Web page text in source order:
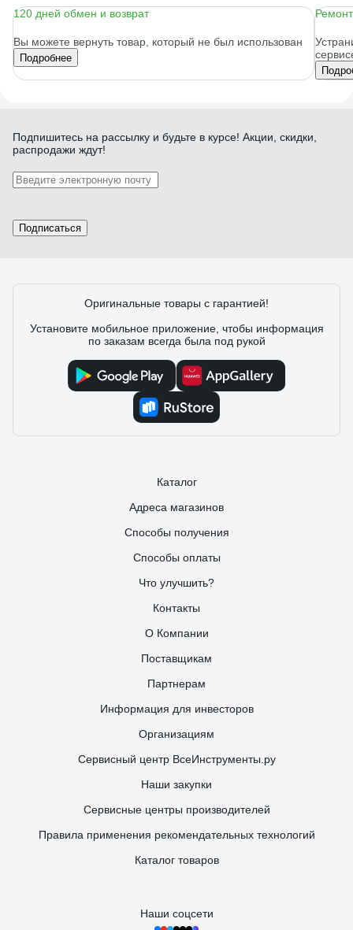
120 дней обмен и возврат
Вы можете вернуть товар, который не был использован
Подробнее
Подпишитесь на рассылку и будьте в курсе! Акции, скидки,
распродажи ждут!
Подписаться
Оригинальные товары с гарантией!
Установите мобильное приложение, чтобы информация
по заказам всегда была под рукой
Каталог
Адреса магазинов
Способы получения
Способы оплаты
Что улучшить?
Контакты
О Компании
Поставщикам
Партнерам
Информация для инвесторов
Организациям
Сервисный центр ВсеИнструменты.ру
Наши закупки
Сервисные центры производителей
Правила применения рекомендательных технологий
Каталог товаров
Наши соцсети